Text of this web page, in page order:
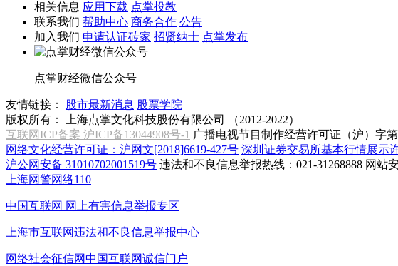
相关信息 应用下载 点掌投教
联系我们 帮助中心 商务合作 公告
加入我们 申请认证砖家 招贤纳士 点掌发布
点掌财经微信公众号
友情链接： 股市最新消息 股票学院
版权所有：
上海点掌文化科技股份有限公司 （2012-2022）
互联网ICP备案 沪ICP备13044908号-1 广播电视节目制作经营许可证（沪）字
网络文化经营许可证：沪网文[2018]6619-427号 深圳证券交易所基本行情展示
沪公网安备 31010702001519号 违法和不良信息举报热线：021-31268888 网站
上海网警网络110
中国互联网 网上有害信息举报专区
上海市互联网违法和不良信息举报中心
网络社会征信网中国互联网诚信门户